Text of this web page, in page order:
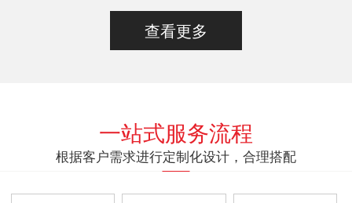
查看更多
一站式服务流程
根据客户需求进行定制化设计，合理搭配